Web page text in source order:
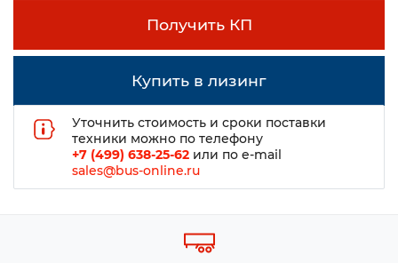
Получить КП
Купить в лизинг
Уточнить стоимость и сроки поставки
техники можно по телефону
+7 (499) 638-25-62 или по e-mail
sales@bus-online.ru